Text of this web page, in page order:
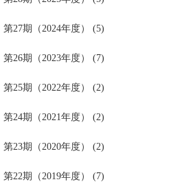
第27期（2024年度） (5)
第26期（2023年度） (7)
第25期（2022年度） (2)
第24期（2021年度） (2)
第23期（2020年度） (2)
第22期（2019年度） (7)